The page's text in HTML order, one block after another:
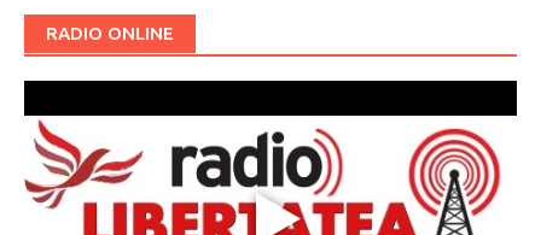
RADIO ONLINE